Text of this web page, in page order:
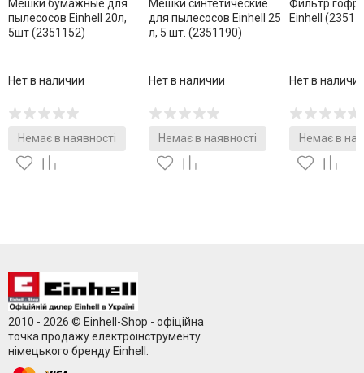
Мешки бумажные для
пылесосов Einhell 20л,
5шт (2351152)
Нет в наличии
Немає в наявності
Мешки синтетические
для пылесосов Einhell 25
л, 5 шт. (2351190)
Нет в наличии
Немає в наявності
Фильтр
Einhell
Нет в
Немає в
2010 - 2026 © Einhell-Shop - офіційна
точка продажу електроінструменту
німецького бренду Einhell.